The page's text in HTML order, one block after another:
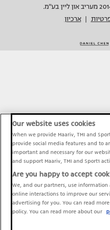
ארכיון
Our website uses cookies
When we provide Maariv, TMI and
provide social media features and to
important and necessary for our
and support Maariv, TMI and Sport1
Are you happy to accept
We, and our partners, use
online interactions to improve our
advertising for you. You can read
policy. You can read more about our